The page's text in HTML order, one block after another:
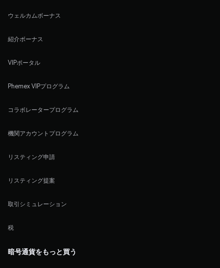
ウェルカムボーナス
紹介ボーナス
VIPポータル
Phemex VIPプログラム
コラボレータープログラム
機関アカウントプログラム
リスティング申請
リスティング提案
取引シミュレーション
税
暗号通貨をもっと買う